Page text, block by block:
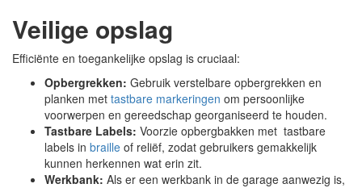
Veilige opslag
Efficiënte en toegankelijke opslag is cruciaal:
Opbergrekken: Gebruik verstelbare opbergrekken en
planken met tastbare markeringen om persoonlijke
voorwerpen en gereedschap georganiseerd te houden.
Tastbare Labels: Voorzie opbergbakken met tastbare
labels in braille of reliëf, zodat gebruikers gemakkelijk
kunnen herkennen wat erin zit.
Werkbank: Als er een werkbank in de garage aanwezig is,